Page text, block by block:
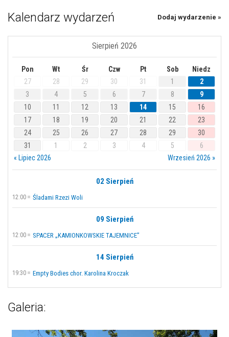
Kalendarz wydarzeń Dodaj wydarzenie »
Sierpień 2026
Pon Wt Śr Czw Pt Sob
Niedz
27
28 29 30 31 1
2
3
4 5 6 7 8
9
10
11 12 13 14 15
16
17
18 19 20 21 22
23
24
25 26 27 28 29
30
31
1 2 3 4 5
6
« Lipiec 2026
Wrzesień 2026 »
02 Sierpień
12:00 Śladami Rzezi Woli
09 Sierpień
12:00 SPACER „KAMIONKOWSKIE TAJEMNICE”
14 Sierpień
19:30 Empty Bodies chor. Karolina Kroczak
Galeria: